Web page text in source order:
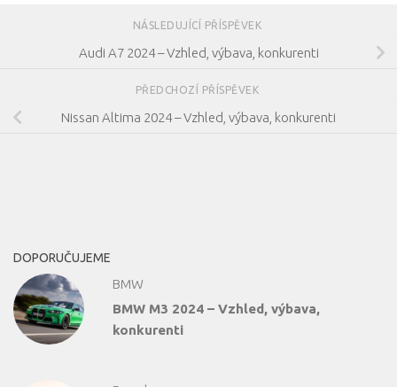
NÁSLEDUJÍCÍ PŘÍSPĚVEK
Audi A7 2024 – Vzhled, výbava, konkurenti
PŘEDCHOZÍ PŘÍSPĚVEK
Nissan Altima 2024 – Vzhled, výbava, konkurenti
DOPORUČUJEME
BMW
BMW M3 2024 – Vzhled, výbava,
konkurenti